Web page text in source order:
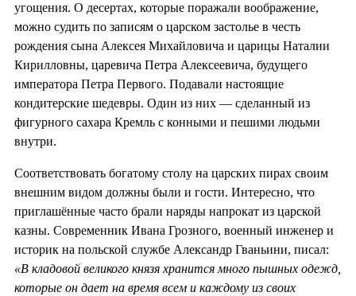
угощения. О десертах, которые поражали воображение,
можно судить по записям о царском застолье в честь
рождения сына Алексея Михайловича и царицы Наталии
Кирилловны, царевича Петра Алексеевича, будущего
императора Петра Первого. Подавали настоящие
кондитерские шедевры. Один из них — сделанный из
фигурного сахара Кремль с конными и пешими людьми
внутри.
Соответствовать богатому столу на царских пирах своим
внешним видом должны были и гости. Интересно, что
приглашённые часто брали наряды напрокат из царской
казны. Современник Ивана Грозного, военный инженер и
историк на польской службе Александр Гваньини, писал:
«В кладовой великого князя хранится много пышных одежд,
которые он дает на время всем и каждому из своих